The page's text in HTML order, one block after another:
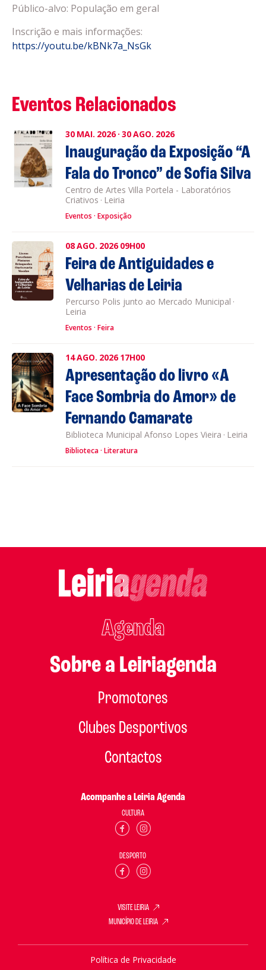
Público-alvo: População em geral
Inscrição e mais informações:
https://youtu.be/kBNk7a_NsGk
Eventos Relacionados
30 MAI. 2026 · 30AGO. 2026
Inauguração da Exposição “A
Fala do Tronco” de Sofia Silva
Centro de Artes Villa Portela - Laboratórios
Criativos · Leiria
Eventos Exposição
08AGO. 2026 09H00
Feira de Antiguidades e
Velharias de Leiria
Percurso Polis junto ao Mercado Municipal ·
Leiria
Eventos Feira
14AGO. 2026 17H00
Apresentação do livro «A
Face Sombria do Amor» de
Fernando Camarate
Biblioteca Municipal Afonso Lopes Vieira · Leiria
Biblioteca Literatura
Agenda
Sobre a Leiriagenda
Promotores
Clubes Desportivos
Contactos
Acompanhe a Leiria Agenda
CULTURA
DESPORTO
VISITE LEIRIA
MUNICÍPIO DE LEIRIA
Política de Privacidade